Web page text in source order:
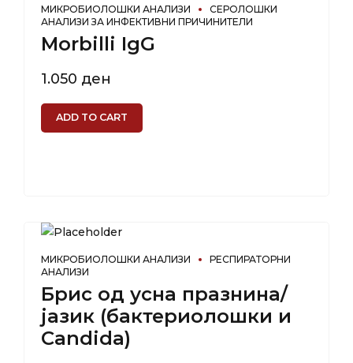
МИКРОБИОЛОШКИ АНАЛИЗИ
СЕРОЛОШКИ
АНАЛИЗИ ЗА ИНФЕКТИВНИ ПРИЧИНИТЕЛИ
Morbilli IgG
1.050 ден
ADD TO CART
МИКРОБИОЛОШКИ АНАЛИЗИ
РЕСПИРАТОРНИ
АНАЛИЗИ
Брис од усна празнина/
јазик (бактериолошки и
Candida)